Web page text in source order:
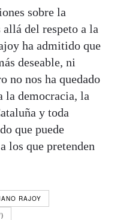
sobre la
del respeto a la
ha admitido que
deseable, ni
no nos ha quedado
la democracia, la
y toda
que puede
los que pretenden
RAJOY